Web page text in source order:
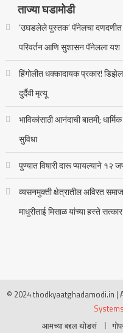
ताज्या घडामोडी
‘उघडलेले पुस्तक’ पॅनेलचा दणदणीत
परिवर्तन आणि सुशासन पॅनेलला यश
हिंगोलीत धक्कादायक प्रकार!
दुर्दैवी मृत्यू
भाविकांसाठी आनंदाची बातमी;
सुविधा
पुण्यात विषारी दारू प्यायल्याने १२
व्यसनमुक्ती क्षेत्रातील अविरत
माधुरीताई मिसाळ यांच्या हस्ते सत्कार
© 2024 thodkyaatghadamodi.in |
आमच्या बद्दल थोडसं